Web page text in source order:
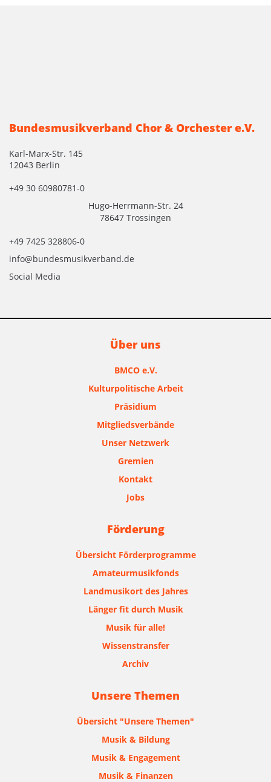
Bundesmusikverband Chor & Orchester e.V.
Karl-Marx-Str. 145
12043 Berlin
+49 30 60980781-0
Hugo-Herrmann-Str. 24
78647 Trossingen
+49 7425 328806-0
info@bundesmusikverband.de
Social Media
Über uns
BMCO e.V.
Kulturpolitische Arbeit
Präsidium
Mitgliedsverbände
Unser Netzwerk
Gremien
Kontakt
Jobs
Förderung
Übersicht Förderprogramme
Amateurmusikfonds
Landmusikort des Jahres
Länger fit durch Musik
Musik für alle!
Wissenstransfer
Archiv
Unsere Themen
Übersicht "Unsere Themen"
Musik & Bildung
Musik & Engagement
Musik & Finanzen